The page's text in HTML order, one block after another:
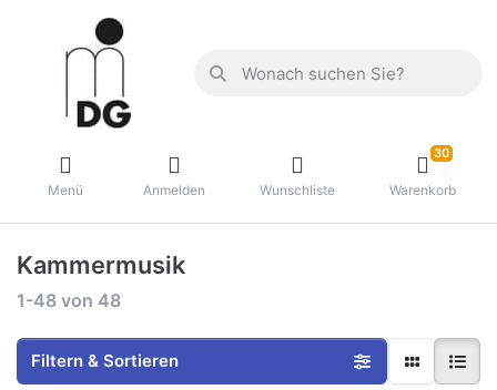
Menü Anmelden Wunschliste
30
Warenkorb
Kammermusik
1-48 von 48
Filtern & Sortieren